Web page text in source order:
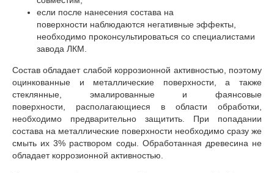
если после нанесения состава на
поверхности наблюдаются негативные эффекты,
необходимо проконсультироваться со специалистами
завода ЛКМ.
Состав обладает слабой коррозионной активностью, поэтому
оцинкованные и металлические поверхности, а также
стеклянные, эмалированные и фаянсовые
поверхности, располагающиеся в области обработки,
необходимо предварительно защитить. При попадании
состава на металлические поверхности необходимо сразу же
смыть их 3% раствором соды. Обработанная древесина не
обладает коррозионной активностью.